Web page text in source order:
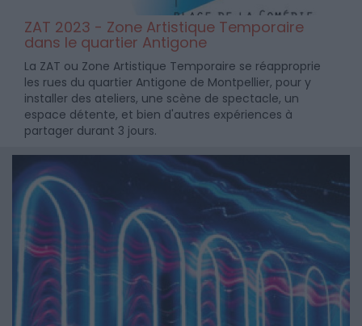
ZAT 2023 - Zone Artistique Temporaire
dans le quartier Antigone
La ZAT ou Zone Artistique Temporaire se réapproprie
les rues du quartier Antigone de Montpellier, pour y
installer des ateliers, une scène de spectacle, un
espace détente, et bien d'autres expériences à
partager durant 3 jours.